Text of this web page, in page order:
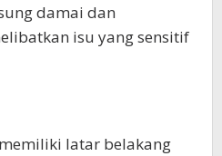
damai dan
isu yang sensitif
latar belakang